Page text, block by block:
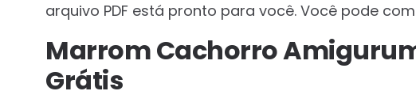
arquivo PDF está pronto para você. Você pode
Marrom Cachorro
Grátis